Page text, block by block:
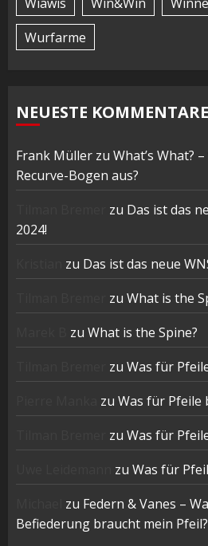
Wurfarme
NEUESTE KOMMENTARE
Frank Müller zu What’s What?
Recurve-Bogen aus?
zu Das ist das
2024!
zu Das ist das neue
zu What is the
zu What is the Spine?
zu Was für
zu Was für Pfeile
zu Was für
zu Was für
zu Federn & Vanes –
Befiederung braucht mein Pfeil?